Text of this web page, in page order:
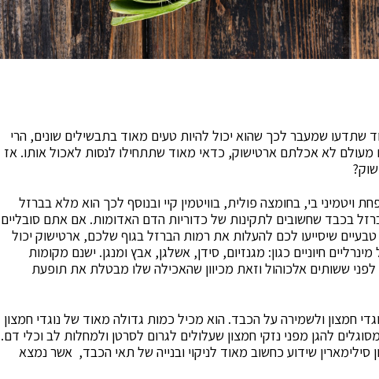
שתדעו שמעבר לכך שהוא יכול להיות טעים מאוד בתבשילים שונים, הרי
מעולם לא אכלתם ארטישוק, כדאי מאוד שתתחילו לנסות לאכול אותו. אז
ויטמיני בי, בחומצה פולית, בוויטמין קיי ובנוסף לכך הוא מלא בברזל
בכבד שחשובים לתקינות של כדוריות הדם האדומות. אם אתם סובליים
שיסייעו לכם להעלות את רמות הברזל בגוף שלכם, ארטישוק יכול
חיוניים כגון: מגנזיום, סידן, אשלגן, אבץ ומנגן. ישנם מקומות
ששותים אלכוהול וזאת מכיוון שהאכילה שלו מבטלת את תופעת
חמצון ולשמירה על הכבד. הוא מכיל כמות גדולה מאוד של נוגדי חמצון
שמסוגלים להגן מפני נזקי חמצון שעלולים לגרום לסרטן ולמחלות לב וכלי דם.
סילימארין שידוע כחשוב מאוד לניקוי ובנייה של תאי הכבד, אשר נמצא